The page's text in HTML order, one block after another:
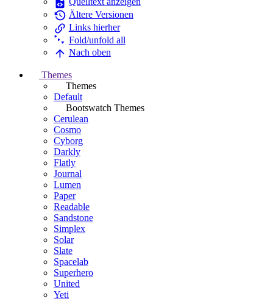
Ältere Versionen
Links hierher
Fold/unfold all
Nach oben
Themes
Themes
Default
Bootswatch Themes
Cerulean
Cosmo
Cyborg
Darkly
Flatly
Journal
Lumen
Paper
Readable
Sandstone
Simplex
Solar
Slate
Spacelab
Superhero
United
Yeti